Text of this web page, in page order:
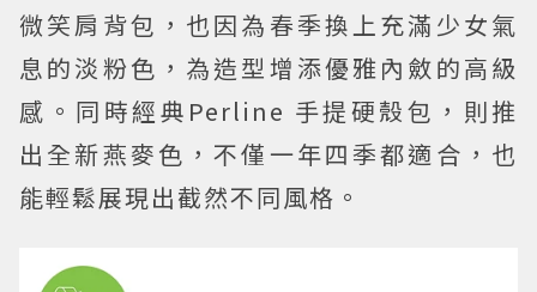
微笑肩背包，也因為春季換上充滿少女氣
息的淡粉色，為造型增添優雅內斂的高級
感。同時經典Perline 手提硬殼包，則推
出全新燕麥色，不僅一年四季都適合，也
能輕鬆展現出截然不同風格。